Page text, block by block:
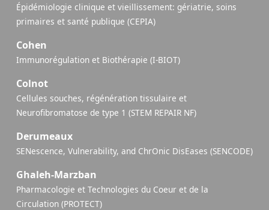
Épidémiologie clinique et vieillissement: gériatrie, soins
primaires et santé publique (CEPIA)
Cohen
Immunorégulation et Biothérapie (I-BIOT)
Colnot
Cellules souches, régénération tissulaire et
Neurofibromatose de type 1 (STEM REPAIR NF)
Derumeaux
SENescence, Vulnerability, and ChrOnic DisEases (SENCODE)
Ghaleh-Marzban
Pharmacologie et Technologies du Coeur et de la
Circulation (PROTECT)